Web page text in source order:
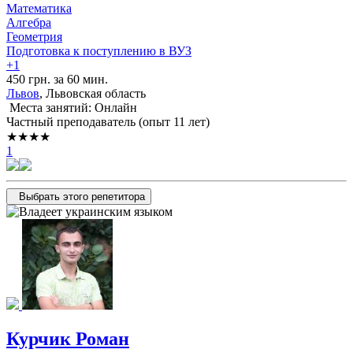
Математика
Алгебра
Геометрия
Подготовка к поступлению в ВУЗ
+1
450 грн. за 60 мин.
Львов, Львовская область
Места занятий: Онлайн
Частный преподаватель (опыт 11 лет)
★★★★
1
Выбрать этого репетитора
Курчик Роман